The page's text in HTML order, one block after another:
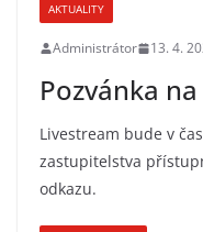
AKTUALITY
Administrátor 13. 4.
Pozvánka
Livestream bude v
zastupitelstva
odkazu.